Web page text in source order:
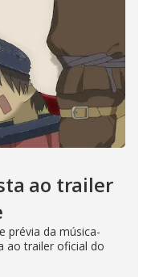
ao trailer
prévia da música-
ao trailer oficial do